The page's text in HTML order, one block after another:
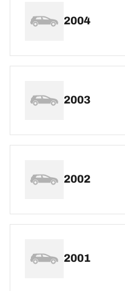
2004
2003
2002
2001